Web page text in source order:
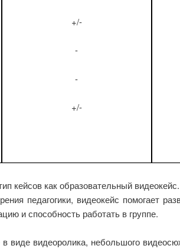
+/-
-
-
+/-
кейсов как образовательный
педагогики, видеокейс помогает
и способность работать в группе.
виде видеоролика, небольшого